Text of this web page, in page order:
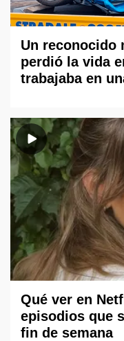
Un reconocido
perdió la vida
trabajaba en
Qué ver en
episodios que
fin de semana